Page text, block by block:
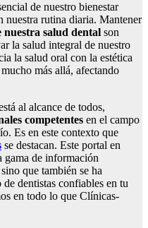
de nuestro bienestar
nuestra rutina diaria. Mantener
salud dental son
la salud integral de nuestro
la salud oral con la estética
más allá, afectando
al alcance de todos,
competentes en el campo
Es en este contexto que
se destacan. Este portal en
gama de información
que también se ha
dentistas confiables en tu
en todo lo que Clínicas-